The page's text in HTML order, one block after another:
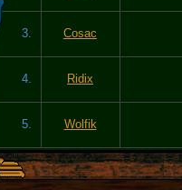
3. Cosac
4. Ridix
5. Wolfik